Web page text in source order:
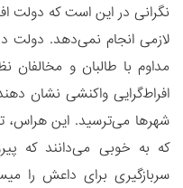
نگرانی در این است که دولت
لازمی انجام نمی‌دهد. دولت‌
مداوم با طالبان و
افراط‌گرایی واکنشی نشان
شهر‌ها می‌ترسید. این هراس،
که به خوبی می‌دانند که
سربازگیری برای داعش را